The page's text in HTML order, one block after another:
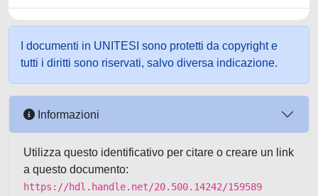
I documenti in UNITESI sono protetti da copyright e
tutti i diritti sono riservati, salvo diversa indicazione.
Informazioni
Utilizza questo identificativo per citare o creare un link
a questo documento:
https://hdl.handle.net/20.500.14242/159589